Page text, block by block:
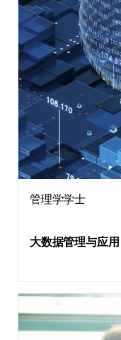
管理学学士
大数据管理与应用